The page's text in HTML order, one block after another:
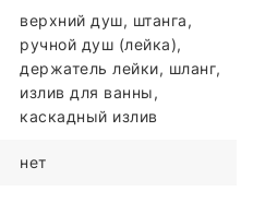
верхний душ, штанга,
ручной душ (лейка),
держатель лейки, шланг,
излив для ванны,
каскадный излив
нет